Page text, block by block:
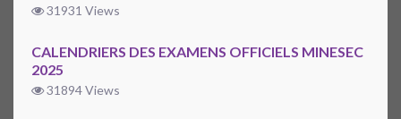
31931 Views
CALENDRIERS DES EXAMENS OFFICIELS MINESEC
2025
31894 Views